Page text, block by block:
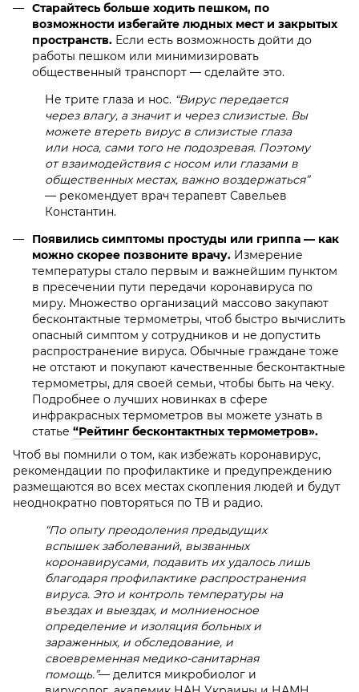
Старайтесь больше ходить пешком, по
возможности избегайте людных мест и закрытых
пространств. Если есть возможность дойти до
работы пешком или минимизировать
общественный транспорт — сделайте это.
Не трите глаза и нос. “Вирус передается
через влагу, а значит и через слизистые. Вы
можете втереть вирус в слизистые глаза
или носа, сами того не подозревая. Поэтому
от взаимодействия с носом или глазами в
общественных местах, важно воздержаться”
— рекомендует врач терапевт Савельев
Константин.
Появились симптомы простуды или гриппа — как
можно скорее позвоните врачу. Измерение
температуры стало первым и важнейшим пунктом
в пресечении пути передачи коронавируса по
миру. Множество организаций массово закупают
бесконтактные термометры, чтоб быстро вычислить
опасный симптом у сотрудников и не допустить
распространение вируса. Обычные граждане тоже
не отстают и покупают качественные бесконтактные
термометры, для своей семьи, чтобы быть на чеку.
Подробнее о лучших новинках в сфере
инфракрасных термометров вы можете узнать в
статье “Рейтинг бесконтактных термометров».
Чтоб вы помнили о том, как избежать коронавирус,
рекомендации по профилактике и предупреждению
размещаются во всех местах скопления людей и будут
неоднократно повторяться по ТВ и радио.
“По опыту преодоления предыдущих
вспышек заболеваний, вызванных
коронавирусами, подавить их удалось лишь
благодаря профилактике распространения
вируса. Это и контроль температуры на
въездах и выездах, и молниеносное
определение и изоляция больных и
зараженных, и обследование, и
своевременная медико-санитарная
помощь.”— делится микробиолог и